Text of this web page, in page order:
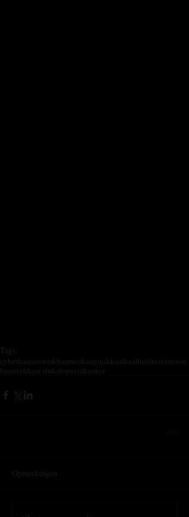
Tags:
cyberhair aanwerkhaarwerken pruikkaal kaalheid testosteron
haarstukhaar stuk alopecia kanker
Opmerkingen